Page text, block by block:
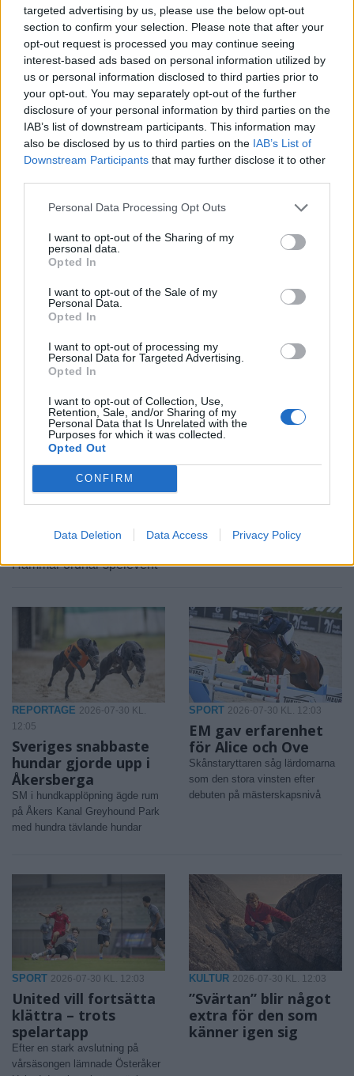
targeted advertising by us, please use the below opt-out
section to confirm your selection. Please note that after your
opt-out request is processed you may continue seeing
interest-based ads based on personal information utilized by
us or personal information disclosed to third parties prior to
your opt-out. You may separately opt-out of the further
disclosure of your personal information by third parties on the
IAB’s list of downstream participants. This information may
also be disclosed by us to third parties on the IAB’s List of
Downstream Participants that may further disclose it to other
Personal Data Processing Opt Outs
I want to opt-out of the Sharing of my
personal data.
Opted In
I want to opt-out of the Sale of my
Personal Data.
Opted In
I want to opt-out of processing my
Personal Data for Targeted Advertising.
Opted In
I want to opt-out of Collection, Use,
Retention, Sale, and/or Sharing of my
Personal Data that Is Unrelated with the
Purposes for which it was collected.
Opted Out
CONFIRM
Data Deletion Data Access Privacy Policy
2026-08-06 KL. 08:03
Par drev nationell
narkotikahandel
hemifrån
Nu döms kvinnan och
mannen till långa
fängelsestraff för brotten
2026-08-06 KL. 08:03
Vandraren
Witoslaw fångar
Åkersberga på
bild
Med kameran i handen går
Lennart runt 100 mil om
upptäckter från hela
2026-08-06 KL. 08:03
Spelfestival
flyttar in i Folkets
Hus
Under två dagar i
september samlas gamla
Åkersberga när Simon
Hammar ordnar spelevent
2026-08-06 KL. 08:03
SVT lanserar lokal
Nu blir det enklare att ta
som tycker mest som du
REPORTAGE 2026-07-30 KL.
12:05
Sveriges snabbaste
hundar gjorde upp i
Åkersberga
SM i hundkapplöpning ägde rum
på Åkers Kanal Greyhound Park
med hundra tävlande hundar
SPORT 2026-07-30 KL. 12:03
EM gav erfarenhet
för Alice och Ove
Skånstaryttaren såg lärdomarna
som den stora vinsten efter
debuten på mästerskapsnivå
SPORT 2026-07-30 KL. 12:03
United vill fortsätta
klättra – trots
spelartapp
Efter en stark avslutning på
vårsäsongen lämnade Österåker
KULTUR 2026-07-30 KL. 12:03
”Svärtan” blir något
extra för den som
känner igen sig